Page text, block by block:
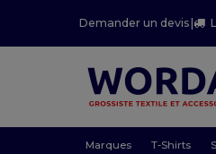
Demander un devis |
Marques T-Shirts